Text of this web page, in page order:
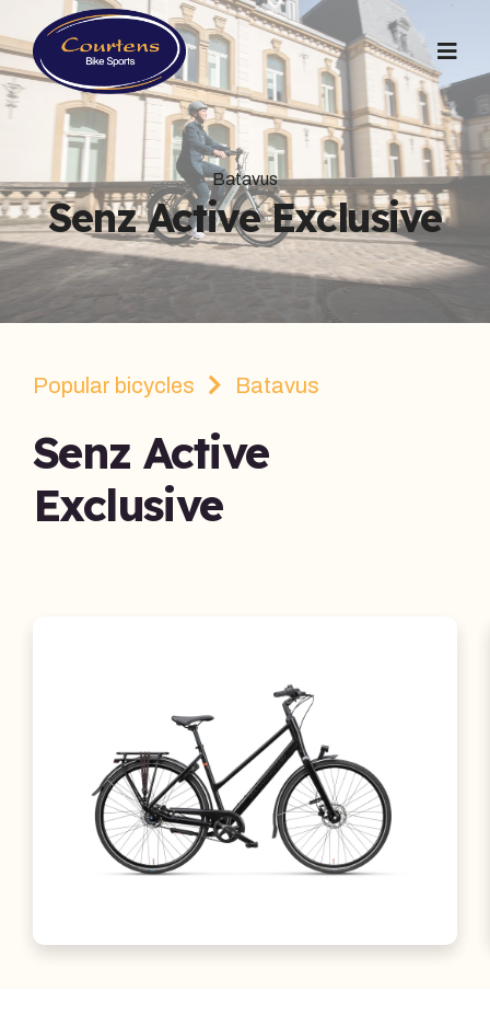
Batavus
Senz Active Exclusive
Popular bicycles Batavus
Senz Active
Exclusive